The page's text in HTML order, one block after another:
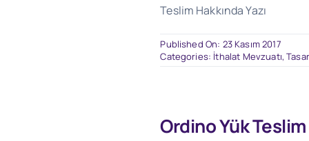
Teslim Hakkında Yazı
Published On: 23 Kasım 2017
Categories: İthalat Mevzuatı,
Ordino Yük